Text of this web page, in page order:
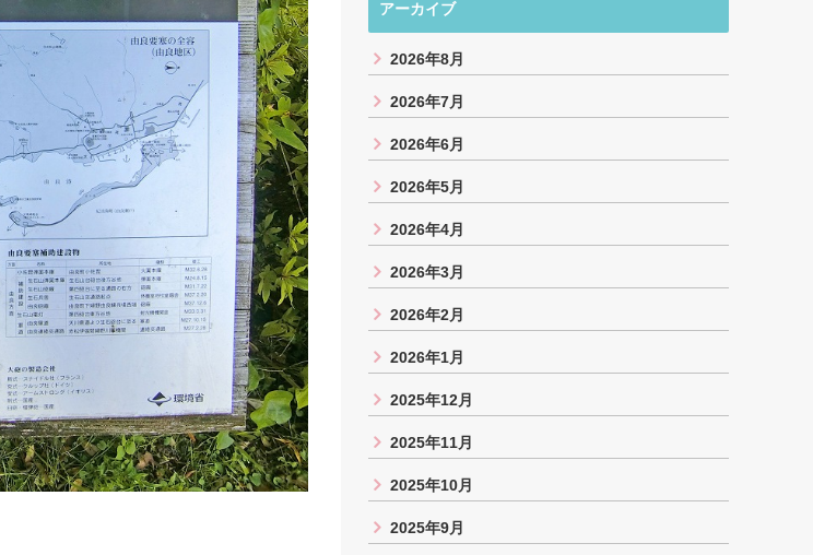
アーカイブ
2026年8月
2026年7月
2026年6月
2026年5月
2026年4月
2026年3月
2026年2月
2026年1月
2025年12月
2025年11月
2025年10月
2025年9月